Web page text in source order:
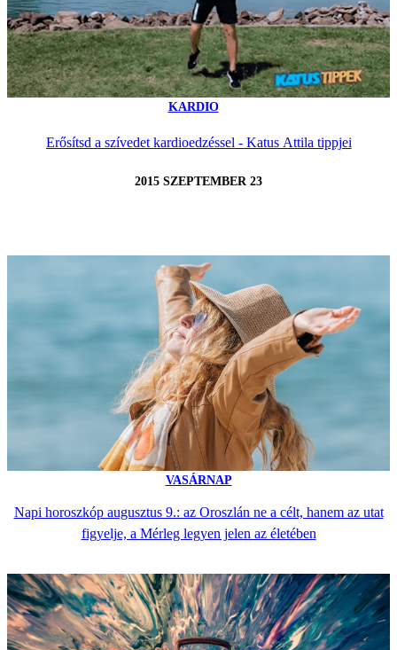
KARDIO
Erősítsd a szívedet kardioedzéssel - Katus Attila tippjei
2015 SZEPTEMBER 23
VASÁRNAP
Napi horoszkóp augusztus 9.: az Oroszlán ne a célt, hanem az utat
figyelje, a Mérleg legyen jelen az életében